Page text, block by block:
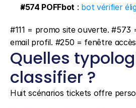
#574 POFFbot : bot vérifier
#111 = promo site ouverte. #573
email profil. #250 = fenêtre
Quelles
classifier ?
Huit scénarios tickets offre